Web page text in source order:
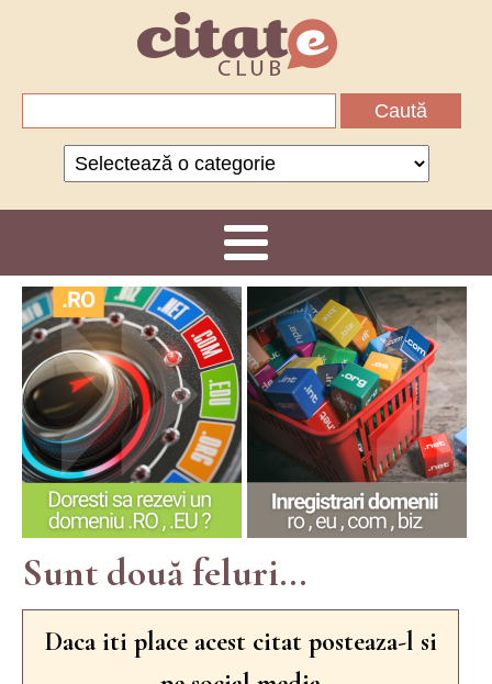
Categorii
Sunt două feluri...
Daca iti place acest citat posteaza-l si